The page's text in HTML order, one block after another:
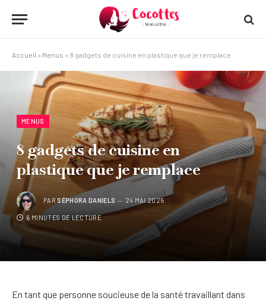
Accueil » Menus » 8 gadgets de cuisine en plastique que je remplace
MENUS
8 gadgets de cuisine en
plastique que je remplace
PAR SÉPHORA DANIELS 24 MAI 2025
6 MINUTES DE LECTURE
En tant que personne soucieuse de la santé travaillant dans